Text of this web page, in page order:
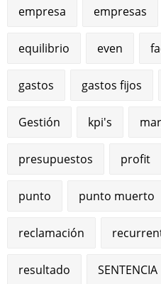
empresa empresas
equilibrio even
gastos gastos fijos
Gestión kpi's
presupuestos profit
punto punto muerto
reclamación
resultado SENTENCIA